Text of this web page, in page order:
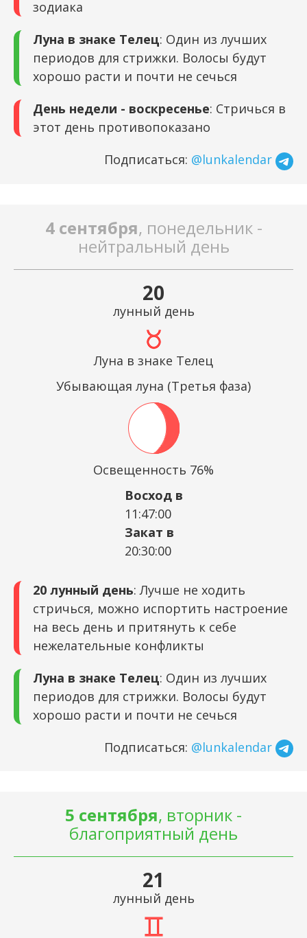
зодиака
Луна в знаке Телец: Один из лучших
периодов для стрижки. Волосы будут
хорошо расти и почти не сечься
День недели - воскресенье: Стричься в
этот день противопоказано
Подписаться: @lunkalendar
4 сентября, понедельник -
нейтральный день
20
лунный день
Луна в знаке Телец
Убывающая луна (Третья фаза)
Освещенность 76%
Восход в
11:47:00
Закат в
20:30:00
20 лунный день: Лучше не ходить
стричься, можно испортить настроение
на весь день и притянуть к себе
нежелательные конфликты
Луна в знаке Телец: Один из лучших
периодов для стрижки. Волосы будут
хорошо расти и почти не сечься
Подписаться: @lunkalendar
5 сентября, вторник -
благоприятный день
21
лунный день